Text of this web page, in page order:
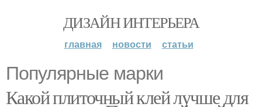
ДИЗАЙН ИНТЕРЬЕРА
главная новости статьи
Популярные марки
Какой плиточный клей лучше для